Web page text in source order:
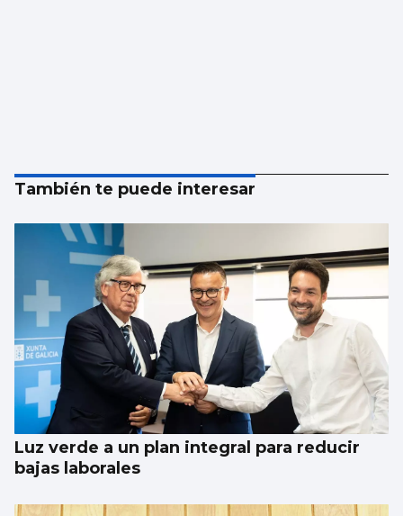
También te puede interesar
Luz verde a un plan integral para reducir
bajas laborales